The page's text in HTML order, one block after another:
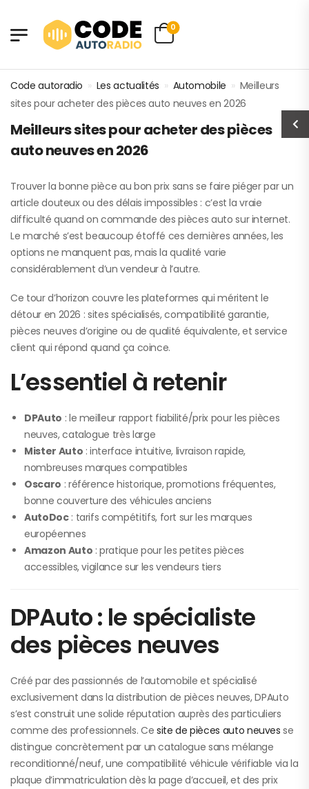
0
Code autoradio » Les actualités » Automobile » Meilleurs
sites pour acheter des pièces auto neuves en 2026
Meilleurs sites pour acheter des pièces
auto neuves en 2026
Trouver la bonne pièce au bon prix sans se faire piéger par un
article douteux ou des délais impossibles : c’est la vraie
difficulté quand on commande des pièces auto sur internet.
Le marché s’est beaucoup étoffé ces dernières années, les
options ne manquent pas, mais la qualité varie
considérablement d’un vendeur à l’autre.
Ce tour d’horizon couvre les plateformes qui méritent le
détour en 2026 : sites spécialisés, compatibilité garantie,
pièces neuves d’origine ou de qualité équivalente, et service
client qui répond quand ça coince.
L’essentiel à retenir
DPAuto : le meilleur rapport fiabilité/prix pour les pièces
neuves, catalogue très large
Mister Auto : interface intuitive, livraison rapide,
nombreuses marques compatibles
Oscaro : référence historique, promotions fréquentes,
bonne couverture des véhicules anciens
AutoDoc: tarifs compétitifs, fort sur les marques
européennes
Amazon Auto : pratique pour les petites pièces
accessibles, vigilance sur les vendeurs tiers
DPAuto : le spécialiste
des pièces neuves
Créé par des passionnés de l’automobile et spécialisé
exclusivement dans la distribution de pièces neuves, DPAuto
s’est construit une solide réputation auprès des particuliers
comme des professionnels. Ce site de pièces auto neuves se
distingue concrètement par un catalogue sans mélange
reconditionné/neuf, une compatibilité véhicule vérifiable via la
plaque d’immatriculation dès la page d’accueil, et des prix